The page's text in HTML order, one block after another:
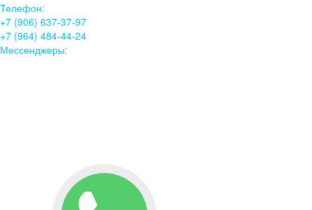
Телефон:
+7 (906) 637-37-97
+7 (964) 484-44-24
Мессенджеры: